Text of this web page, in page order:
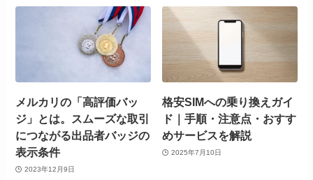
メルカリの「高評価バッ
ジ」とは。スムーズな取引
につながる出品者バッジの
表示条件
2023年12月9日
格安SIMへの乗り換えガイ
ド｜手順・注意点・おすす
めサービスを解説
2025年7月10日